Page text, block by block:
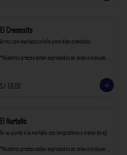
El Cremosito
Arroz con mariscos criollo pero bien cremosito.
*Nuestros precios están expresados en soles e incluyen
S/ 59.00
El Norteño
En su punto a la norteña con langostinos y crema de ají.
*Nuestros precios están expresados en soles e incluyen